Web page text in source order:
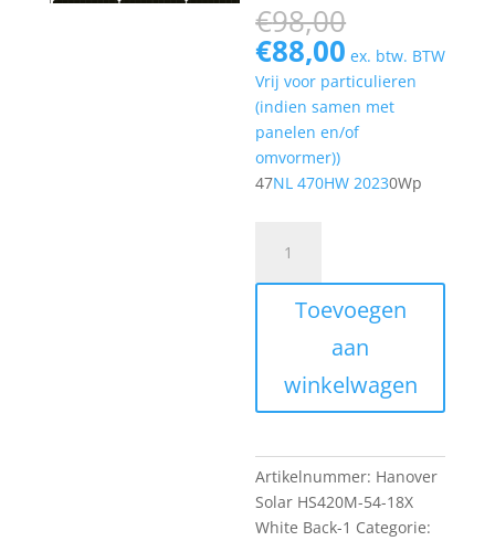
€98,00
prijs
was:
€98,00.
€88,00Huidige
prijs
is:
€88,00.
ex. btw. BTW
Vrij voor particulieren
(indien samen met
panelen en/of
omvormer))
47NL 470HW 20230Wp
Solar
HS470M-
Back
aantal
Toevoegen
aan
winkelwagen
Artikelnummer: Hanover
Solar HS420M-54-18X
White Back-1 Categorie: